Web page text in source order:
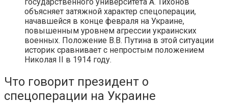
объясняет затяжной характер спецоперации,
начавшейся в конце февраля на Украине,
повышенным уровнем агрессии украинских
военных. Положение В.В. Путина в этой ситуации
историк сравнивает с непростым положением
Николая II в 1914 году.
Что говорит президент о
спецоперации на Украине